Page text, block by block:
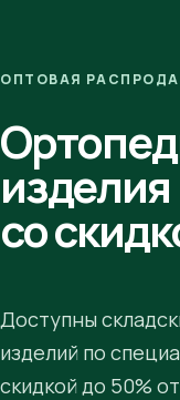
ОПТОВАЯ
изделия
со
Доступны
изделий по
скидкой до 50%